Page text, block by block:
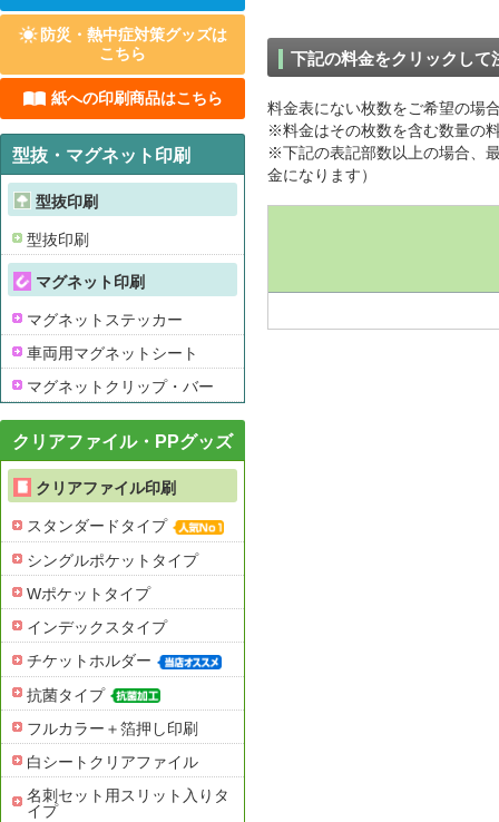
下記の料金をクリックして
料金表にない枚数をご希望の場
※料金はその枚数を含む数量の
※下記の表記部数以上の場合、
金になります）
防災・熱中症対策グッズは
こちら
紙への印刷商品はこちら
型抜・マグネット印刷
型抜印刷
型抜印刷
マグネット印刷
マグネットステッカー
車両用マグネットシート
マグネットクリップ・バー
クリアファイル・PPグッズ
クリアファイル印刷
スタンダードタイプ
シングルポケットタイプ
Wポケットタイプ
インデックスタイプ
チケットホルダー
抗菌タイプ
フルカラー＋箔押し印刷
白シートクリアファイル
名刺セット用スリット入りタ
イプ